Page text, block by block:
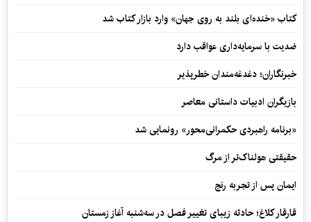
کتاب «خنده‌ای بلند به روی جهان» وارد بازار کتاب شد
ضدیت با سرمایه‌داری عواقب دارد
خبرنگاران؛ دغدغه‌مندان خطرپذیر
بازیگران ادبیات داستانی معاصر
«برنامه راهبردی حکمرانی‌محور» رونمایی شد
حقیقتی هولناک‌تر از مرگ
ایمان پس از تجربه رنج
قارقار کلاغ؛ حادثه زیبای تغییر فصل در سه‌شنبه آغاز زمستان